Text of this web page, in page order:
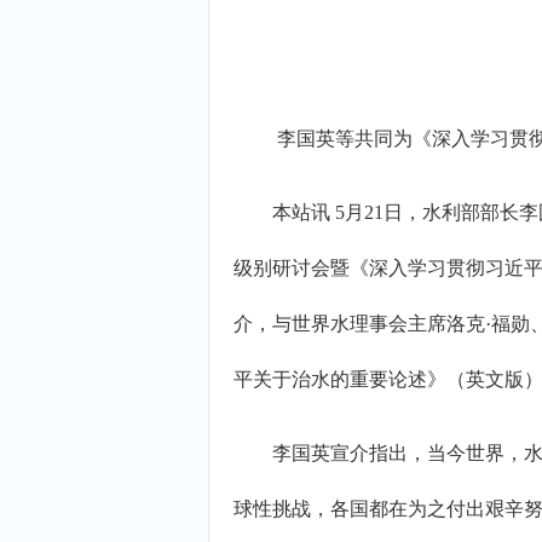
李国英等共同为《深入学习贯
本站讯 5月21日，水利部部长李
级别研讨会暨《深入学习贯彻习近
介，与世界水理事会主席洛克·福
平关于治水的重要论述》（英文版
李国英宣介指出，当今世界，水
球性挑战，各国都在为之付出艰辛